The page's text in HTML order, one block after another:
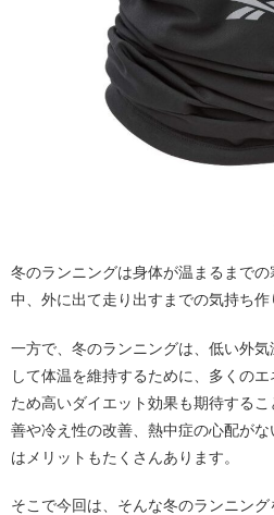
冬のランニングは身体が温まるまで
中、外に出て走り出すまでの気持ち作
一方で、冬のランニングは、低い外
して体温を維持するために、多くの
ため高いダイエット効果も期待する
善や冷え性の改善、熱中症の心配が
はメリットもたくさんあります。
そこで今回は、そんな冬のランニン